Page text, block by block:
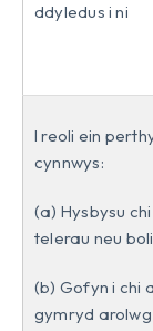
ddyledus i ni
I reoli ein
cynnwys:
(a) Hysbysu
telerau neu
(b) Gofyn i chi
gymryd arolwg